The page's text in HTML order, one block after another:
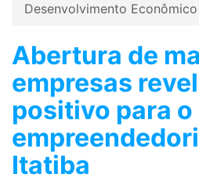
Desenvolvimento
Abertura de
empresas
positivo para o
Itatiba